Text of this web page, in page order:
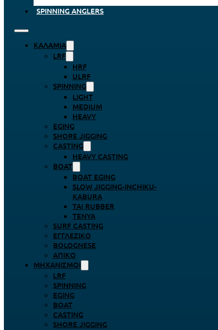
SPINNING ANGLERS
ΚΑΛΆΜΙΑ
LRF
HRF
ULRF
SPINNING
LIGHT
MEDIUM
HEAVY
EGING
SHORE JIGGING
CASTING
HEAVY CASTING
BOAT
BOAT EGING
SLOW JIGGING-INCHIKU-
KABURA
TAI RUBBER
TENYA
SURF CASTING
ΕΓΓΛΈΖΙΚΟ
BOLOGNESE
ΑΠΊΚΟ
ΜΗΧΑΝΙΣΜΟΊ
LRF
SPINNING
EGING
BOAT
CASTING
SHORE JIGGING